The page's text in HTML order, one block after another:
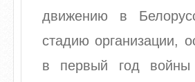
движению в
стадию организации,
в первый год войны